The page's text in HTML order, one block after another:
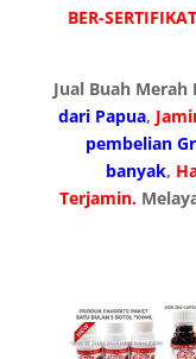
BER-
Jual Buah Merah
dari Papua,
pembelian
banyak,
Terjamin.